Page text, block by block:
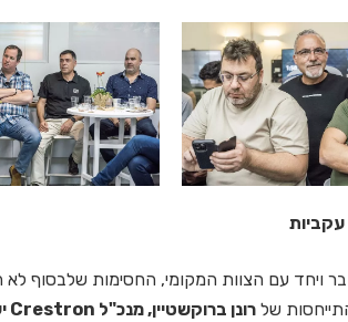
ויחד עם הצוות המקומי, החסימות שלבסוף לא
של רונן ברוקשטיין, מנכ"ל Crestron ישראל